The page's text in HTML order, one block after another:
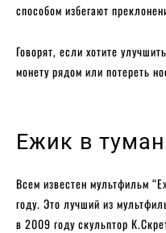
способом избегают
Говорят, если хотите
монету рядом или потереть
Ежик в
Всем известен мультфильм
году. Это лучший из
в 2009 году скульптор